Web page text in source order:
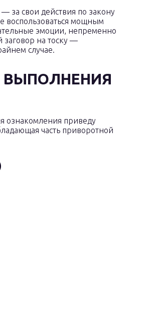
за свои действия по закону
воспользоваться мощным
эмоции, непременно
на тоску —
случае.
ВЫПОЛНЕНИЯ
ознакомления приведу
часть приворотной